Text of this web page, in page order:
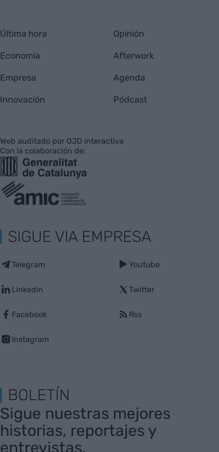
Última hora
Economía
Empresa
Innovación
Opinión
Afterwork
Agenda
Pódcast
Web auditado por OJD interactiva
Con la colaboración de:
SIGUE VIA EMPRESA
Telegram
Linkedin
Facebook
Instagram
Youtube
Twitter
Rss
BOLETÍN
Sigue nuestras mejores
historias, reportajes y
entrevistas.